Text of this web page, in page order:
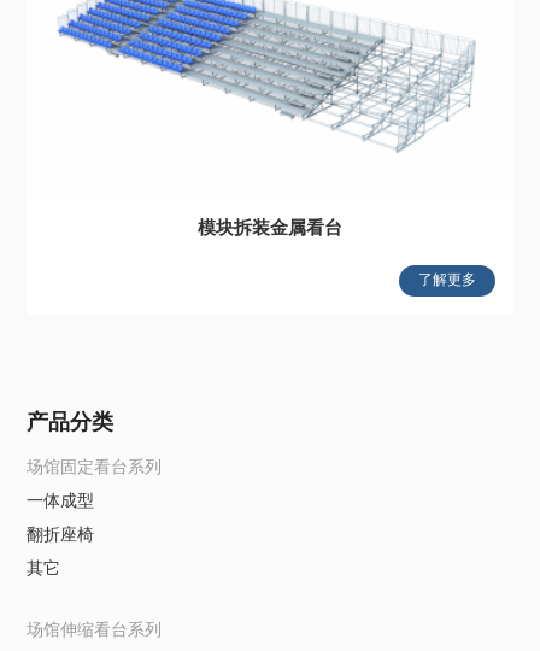
模块拆装金属看台
了解更多
产品分类
场馆固定看台系列
一体成型
翻折座椅
其它
场馆伸缩看台系列